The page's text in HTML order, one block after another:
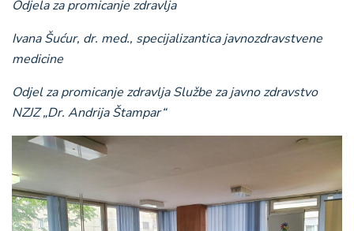
Odjela za promicanje zdravlja
Ivana Šućur, dr. med., specijalizantica javnozdravstvene
medicine
Odjel za promicanje zdravlja Službe za javno zdravstvo
NZJZ „Dr. Andrija Štampar“